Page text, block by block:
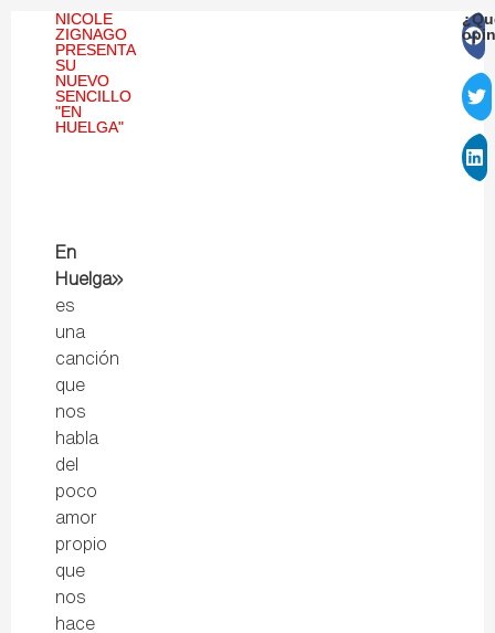
NICOLE
ZIGNAGO
PRESENTA
SU
NUEVO
SENCILLO
"EN
HUELGA"
En
Huelga»
es
una
canción
que
nos
habla
del
poco
amor
propio
que
nos
hace